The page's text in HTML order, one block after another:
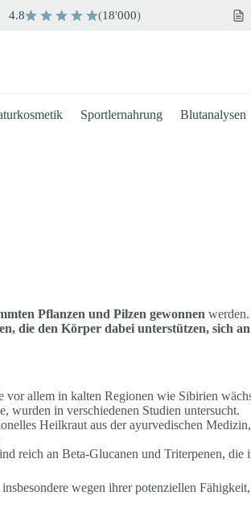
4.8 (18'000)
Sportlernahrung Blutanalysen
Pflanzen und Pilzen gewonnen
die den Körper dabei unterstützen, sich
vor allem in kalten Regionen wie Sibirien
wurden in verschiedenen Studien untersucht.
Heilkraut aus der ayurvedischen
reich an Beta-Glucanen und Triterpenen,
wegen ihrer potenziellen